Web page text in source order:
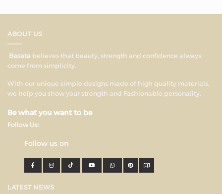
ABOUT US
Basata believes that beauty, strength and confidence always
come from simplicity.
With our unique simple designs made of high quality materials,
we help you show your strength and Fashionable personality.
Be what you want to be
Follow Us:
Follow us on
LATEST NEWS